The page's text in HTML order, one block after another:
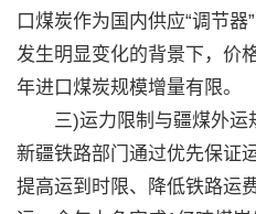
口煤炭作为国内供应“调节
发生明显变化的背景下，价
年进口煤炭规模增量有限。
三)运力限制与疆煤外运
新疆铁路部门通过优先保证
提高运到时限、降低铁路运